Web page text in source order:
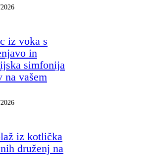
iz voka s
in
simfonija
na vašem
iz kotlička
druženj na